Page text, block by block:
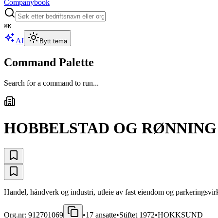
Companybook
⌘K
AI Bytt tema
Command Palette
Search for a command to run...
HOBBELSTAD OG RØNNING
Handel, håndverk og industri, utleie av fast eiendom og
Org.nr: 912701069 •17 ansatte•Stiftet 1972•HOKKSUND